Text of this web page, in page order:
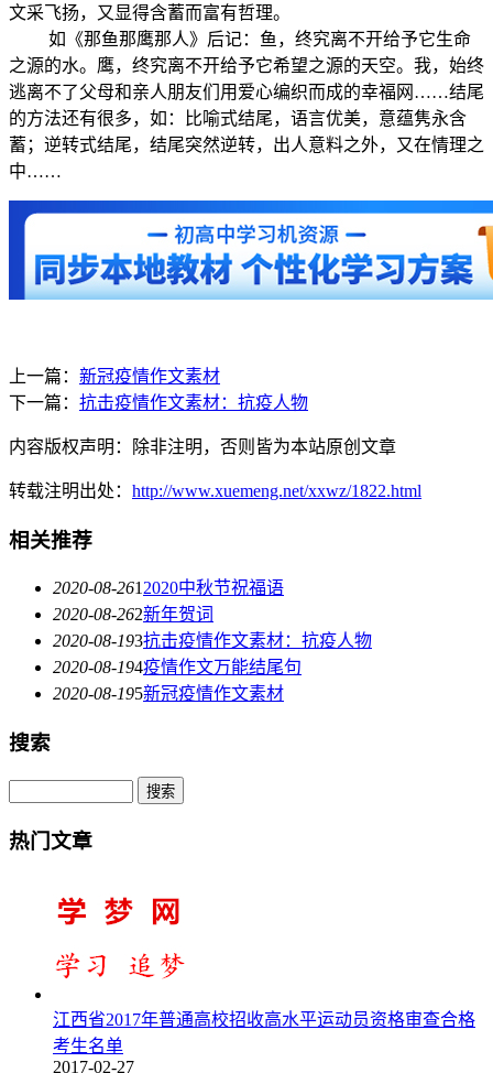
文采飞扬，又显得含蓄而富有哲理。
如《那鱼那鹰那人》后记：鱼，终究离不开给予它生命
之源的水。鹰，终究离不开给予它希望之源的天空。我，始终
逃离不了父母和亲人朋友们用爱心编织而成的幸福网……结尾
的方法还有很多，如：比喻式结尾，语言优美，意蕴隽永含
蓄；逆转式结尾，结尾突然逆转，出人意料之外，又在情理之
中……
上一篇： 新冠疫情作文素材
下一篇： 抗击疫情作文素材：抗疫人物
内容版权声明：除非注明，否则皆为本站原创文章
转载注明出处： http://www.xuemeng.net/xxwz/1822.html
相关推荐
2020-08-261 2020中秋节祝福语
2020-08-262新年贺词
2020-08-193抗击疫情作文素材：抗疫人物
2020-08-194疫情作文万能结尾句
2020-08-195新冠疫情作文素材
搜索
热门文章
江西省2017年普通高校招收高水平运动员资格审查合格
考生名单
2017-02-27